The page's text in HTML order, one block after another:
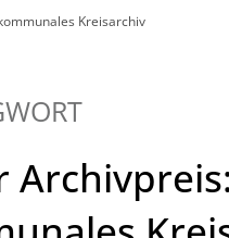
Kreisarchiv